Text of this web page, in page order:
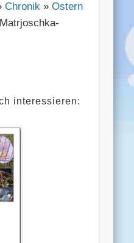
Chronik »Ostern
interessieren: